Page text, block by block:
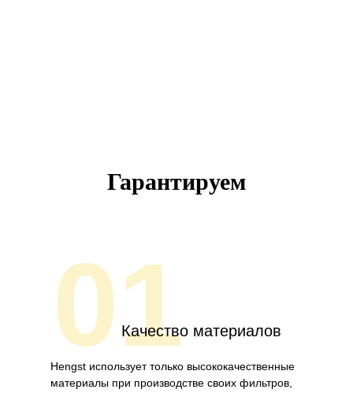
Гарантируем
01Качество материалов
Hengst использует только высококачественные
материалы при производстве своих фильтров,